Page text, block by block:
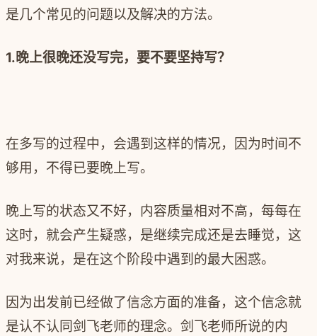
是几个常见的问题以及解决的方法。
1.晚上很晚还没写完，要不要坚持写？
在多写的过程中，会遇到这样的情况，因为时间不
够用，不得已要晚上写。
晚上写的状态又不好，内容质量相对不高，每每在
这时，就会产生疑惑，是继续完成还是去睡觉，这
对我来说，是在这个阶段中遇到的最大困惑。
因为出发前已经做了信念方面的准备，这个信念就
是认不认同剑飞老师的理念。剑飞老师所说的内